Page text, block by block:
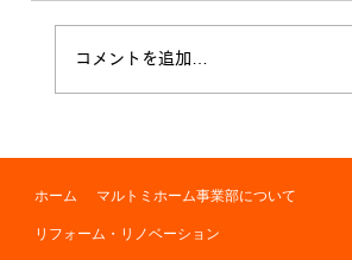
木の伐採 無事に完了！
コメントを追加…
ホーム マルトミホーム事業部について
リフォーム・リノベーション